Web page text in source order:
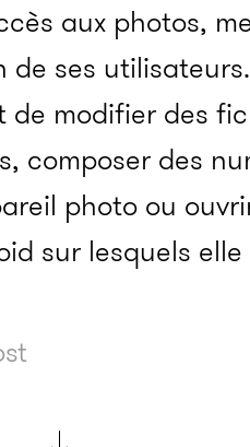
aux photos,
de ses utilisateurs.
de modifier des
composer des
photo ou
sur lesquels